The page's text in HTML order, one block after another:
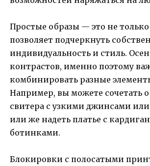
Простые образы — это не
позволяет подчеркнуть
индивидуальность и стиль.
контрастов, именно поэтому
комбинировать разные
Например, вы можете сочетать
свитера с узкими джинсами
или же надеть платье с
ботинками.
Блокировки с полосатыми